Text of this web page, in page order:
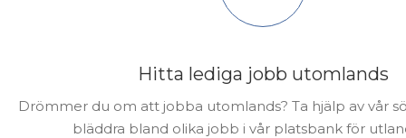
Hitta lediga jobb utomlands
Drömmer du om att jobba utomlands? Ta hjälp av vår
bläddra bland olika jobb i vår platsbank för